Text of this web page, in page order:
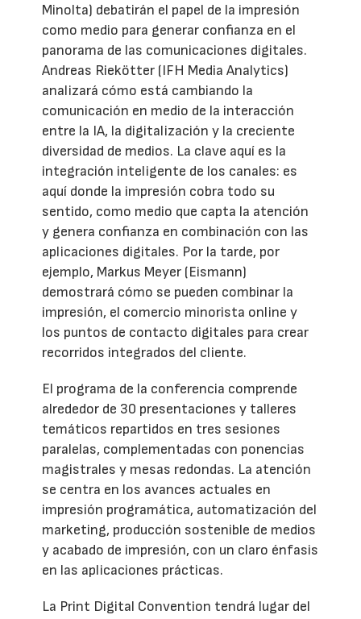
Minolta) debatirán el papel de la impresión
como medio para generar confianza en el
panorama de las comunicaciones digitales.
Andreas Riekötter (IFH Media Analytics)
analizará cómo está cambiando la
comunicación en medio de la interacción
entre la IA, la digitalización y la creciente
diversidad de medios. La clave aquí es la
integración inteligente de los canales: es
aquí donde la impresión cobra todo su
sentido, como medio que capta la atención
y genera confianza en combinación con las
aplicaciones digitales. Por la tarde, por
ejemplo, Markus Meyer (Eismann)
demostrará cómo se pueden combinar la
impresión, el comercio minorista online y
los puntos de contacto digitales para crear
recorridos integrados del cliente.
El programa de la conferencia comprende
alrededor de 30 presentaciones y talleres
temáticos repartidos en tres sesiones
paralelas, complementadas con ponencias
magistrales y mesas redondas. La atención
se centra en los avances actuales en
impresión programática, automatización del
marketing, producción sostenible de medios
y acabado de impresión, con un claro énfasis
en las aplicaciones prácticas.
La Print Digital Convention tendrá lugar del